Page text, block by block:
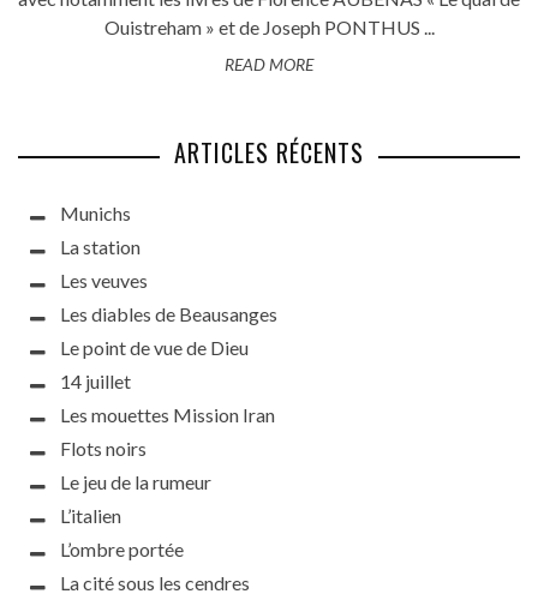
Ouistreham » et de Joseph PONTHUS ...
READ MORE
ARTICLES RÉCENTS
Munichs
La station
Les veuves
Les diables de Beausanges
Le point de vue de Dieu
14 juillet
Les mouettes Mission Iran
Flots noirs
Le jeu de la rumeur
L’italien
L’ombre portée
La cité sous les cendres